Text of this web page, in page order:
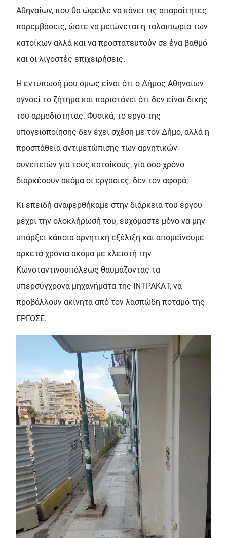
Αθηναίων, που θα ώφειλε να κάνει τις απαραίτητες
παρεμβάσεις, ώστε να μειώνεται η ταλαιπωρία των
κατοίκων αλλά και να προστατευτούν σε ένα βαθμό
και οι λιγοστές επιχειρήσεις.
Η εντύπωσή μου όμως είναι ότι ο Δήμος Αθηναίων
αγνοεί το ζήτημα και παριστάνει ότι δεν είναι δικής
του αρμοδιότητας. Φυσικά, το έργο της
υπογειοποίησης δεν έχει σχέση με τον Δήμο, αλλά η
προσπάθεια αντιμετώπισης των αρνητικών
συνεπειών για τους κατοίκους, για όσο χρόνο
διαρκέσουν ακόμα οι εργασίες, δεν τον αφορά;
Κι επειδή αναφερθήκαμε στην διάρκεια του έργου
μέχρι την ολοκλήρωσή του, ευχόμαστε μόνο να μην
υπάρξει κάποια αρνητική εξέλιξη και απομείνουμε
αρκετά χρόνια ακόμα με κλειστή την
Κωνσταντινουπόλεως θαυμάζοντας τα
υπερσύγχρονα μηχανήματα της ΙΝΤΡΑΚΑΤ, να
προβάλλουν ακίνητα από τον λασπώδη ποταμό της
ΕΡΓΟΣΕ.